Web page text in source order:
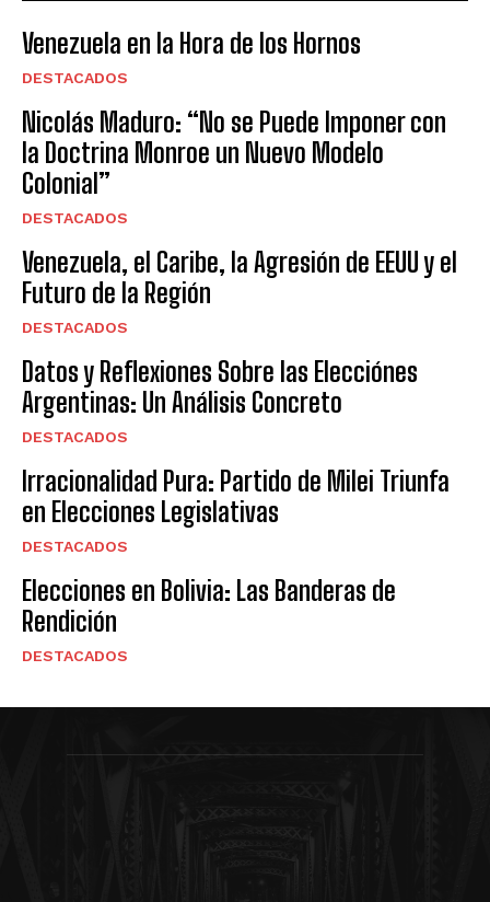
Venezuela en la Hora de los Hornos
DESTACADOS
Nicolás Maduro: “No se Puede Imponer con
la Doctrina Monroe un Nuevo Modelo
Colonial”
DESTACADOS
Venezuela, el Caribe, la Agresión de EEUU y el
Futuro de la Región
DESTACADOS
Datos y Reflexiones Sobre las Elecciónes
Argentinas: Un Análisis Concreto
DESTACADOS
Irracionalidad Pura: Partido de Milei Triunfa
en Elecciones Legislativas
DESTACADOS
Elecciones en Bolivia: Las Banderas de
Rendición
DESTACADOS